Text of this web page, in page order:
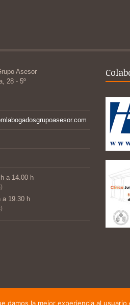
Asesor
28 - 5º
a 14.00 h
a 19.30 h
damos la mejor experiencia al